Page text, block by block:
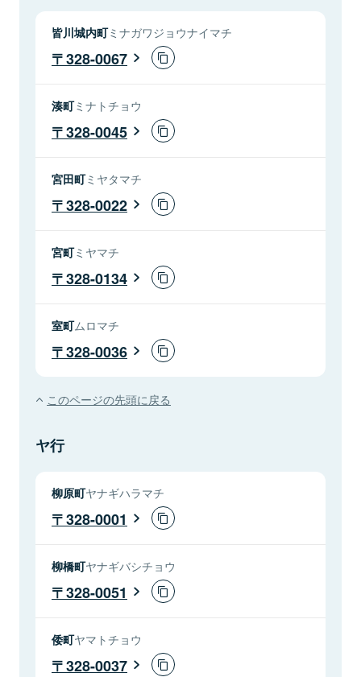
皆川城内町ミナガワジョウナイマチ
328-0067
湊町ミナトチョウ
328-0045
宮田町ミヤタマチ
328-0022
宮町ミヤマチ
328-0134
室町ムロマチ
328-0036
このページの先頭に戻る
ヤ行
柳原町ヤナギハラマチ
328-0001
柳橋町ヤナギバシチョウ
328-0051
倭町ヤマトチョウ
328-0037